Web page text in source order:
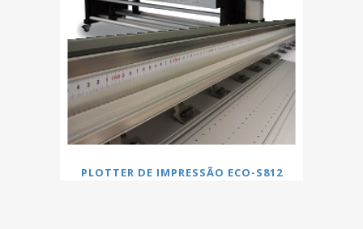
PLOTTER DE IMPRESSÃO ECO-S812